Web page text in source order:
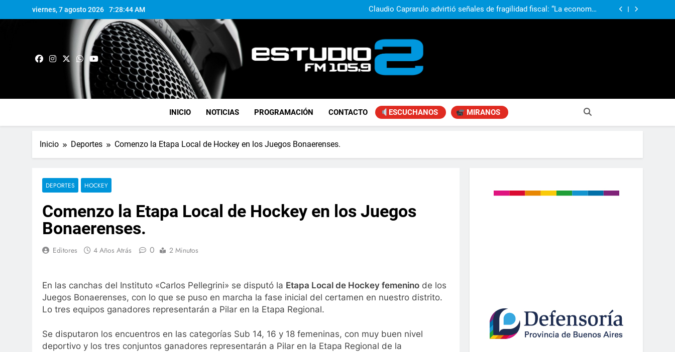
viernes, 7 agosto 2026 7:28:44 AM
extranjeros y advirtió sobre otros cambios que considera «gravísimos»
Claudio Caprarulo advirtió señales de fragilidad fiscal: “La economía
muestra un problema que puede volver a generar déficit”
Carlos Linares afirmó que el Gobierno “tuvo que dar marcha atrás” con la
extranjeros y advirtió sobre otros cambios que considera «gravísimos»
Claudio Caprarulo advirtió señales de fragilidad fiscal: “La economía
muestra un problema que puede volver a generar déficit”
Carlos Linares afirmó que el Gobierno “tuvo que dar marcha atrás” con la
ley de tierras y advirtió un cambio de clima político entre los gobernadores
Paco Olveira cuestionó la visita de León XIV a la Argentina: “Hubiera
FM Estudio 2
INICIO NOTICIAS PROGRAMACIÓN CONTACTO ESCUCHANOS MIRANOS
Inicio Deportes Comenzo la Etapa Local de Hockey en los Juegos Bonaerenses.
DEPORTES HOCKEY
Comenzo la Etapa Local de Hockey en los Juegos
Bonaerenses.
Editores 4 Años Atrás 0 2 Minutos
En las canchas del Instituto «Carlos Pellegrini» se disputó la Etapa Local de Hockey femenino de los
Juegos Bonaerenses, con lo que se puso en marcha la fase inicial del certamen en nuestro distrito.
Lo tres equipos ganadores representarán a Pilar en la Etapa Regional.
Se disputaron los encuentros en las categorías Sub 14, 16 y 18 femeninas, con muy buen nivel
deportivo y los tres conjuntos ganadores representarán a Pilar en la Etapa Regional de la